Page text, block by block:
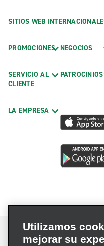
SITIOS WEB
PROMOCIONES
SERVICIO AL
CLIENTE
LA EMPRESA
NEGOCIOS
PATROCINIOS
Utilizamos
mejorar su